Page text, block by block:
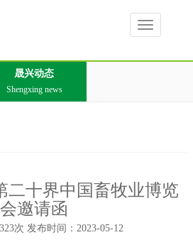
Toggle
晟兴动态
Shengxing news
二十界中国畜牧业博览
会邀请函
次 发布时间：2023-05-12